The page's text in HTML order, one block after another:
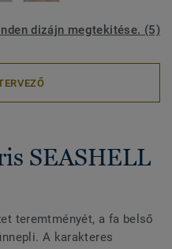
dizájn megtekitése. (5)
SEASHELL
teremtményét, a fa belső
A karakteres